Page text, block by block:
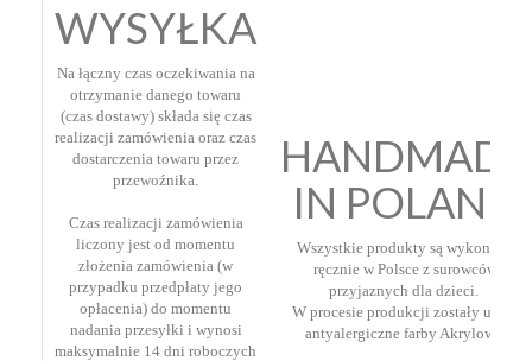
WYSYŁKA
Na łączny czas oczekiwania na
otrzymanie danego towaru
(czas dostawy) składa się czas
realizacji zamówienia oraz czas
dostarczenia towaru przez
przewoźnika.
Czas realizacji zamówienia
liczony jest od momentu
złożenia zamówienia (w
przypadku przedpłaty jego
opłacenia) do momentu
nadania przesyłki i wynosi
maksymalnie 14 dni roboczych
HANDMADE
IN POLAND
Wszystkie produkty są wykonane
ręcznie w Polsce z surowców
przyjaznych dla dzieci.
W procesie produkcji zostały użyte
antyalergiczne farby Akrylowe.